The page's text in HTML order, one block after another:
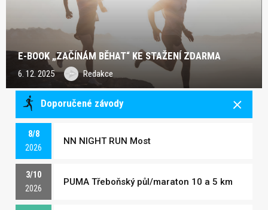
E-BOOK „ZAČÍNÁM BĚHAT“ KE STAŽENÍ ZDARMA
6. 12. 2025 Redakce
Doporučené závody
8/8
2026
NN NIGHT RUN Most
3/10
2026
PUMA Třeboňský půl/maraton 10 a 5 km